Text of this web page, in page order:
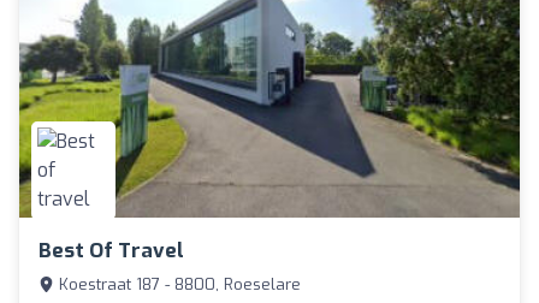
Best Of Travel
Koestraat 187 - 8800, Roeselare